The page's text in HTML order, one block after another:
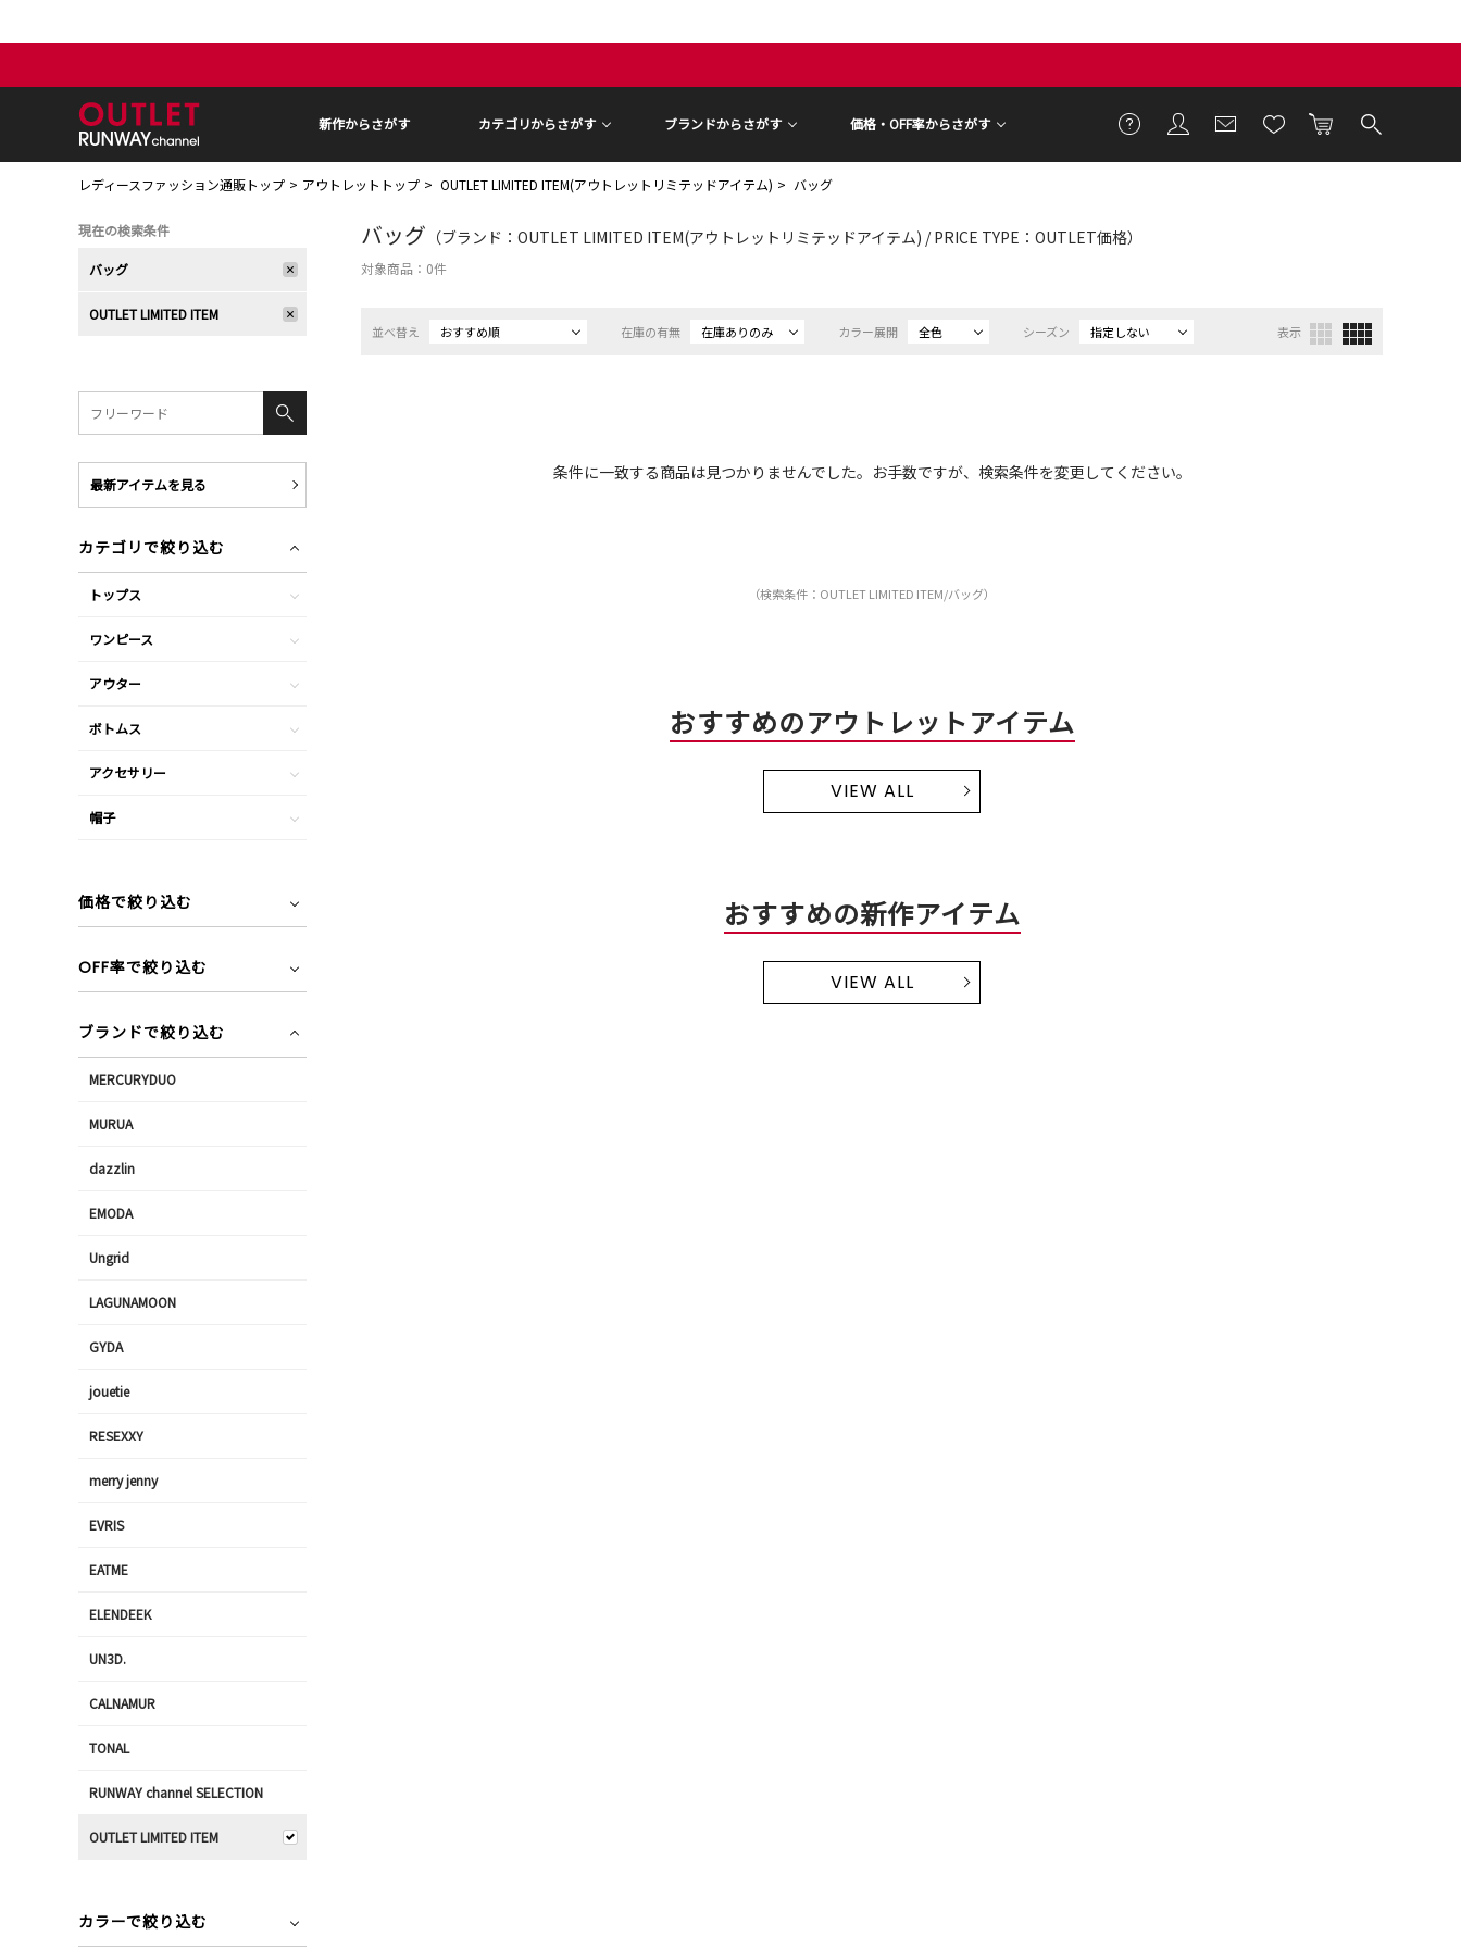
新作からさがす カテゴリからさがす ブランドからさがす 価格・OFF率からさがす
レディースファッション通販トップ アウトレットトップ OUTLET LIMITED ITEM(アウトレットリミテッドアイテム) バッグ
バッグ （ブランド：OUTLET LIMITED ITEM(アウトレットリミテッドアイテム) / PRICE TYPE：OUTLET価格）
対象商品： 0件
並べ替え おすすめ順 在庫の有無 在庫ありのみ カラー展開 全色 シーズン 指定しない 表示
条件に一致する商品は見つかりませんでした。お手数ですが、検索条件を変更してください。
（検索条件：OUTLET LIMITED ITEM/バッグ）
おすすめのアウトレットアイテム
VIEW ALL
おすすめの新作アイテム
VIEW ALL
現在の検索条件
バッグ
OUTLET LIMITED ITEM
最新アイテムを見る
カテゴリで絞り込む
トップス
ワンピース
アウター
ボトムス
アクセサリー
帽子
価格で絞り込む
OFF率で絞り込む
ブランドで絞り込む
MERCURYDUO
MURUA
dazzlin
EMODA
Ungrid
LAGUNAMOON
GYDA
jouetie
RESEXXY
merry jenny
EVRIS
EATME
ELENDEEK
UN3D.
CALNAMUR
TONAL
RUNWAY channel SELECTION
OUTLET LIMITED ITEM
カラーで絞り込む